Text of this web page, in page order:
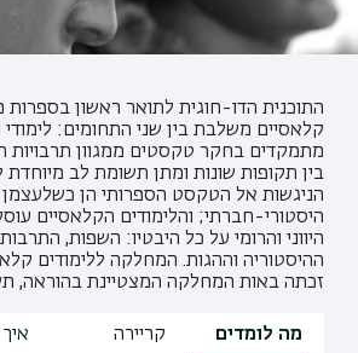
התוכנית הדו-חוגית לתואר ראשון בספרות
קלאסיים משלבת בין שני התחומים:
מתמקדים בחקר טקסטים ממגוון תרבויות
בין תקופות שונות ומתן תשומת לב
הניגשות אל הטקסט הספרותי הן כשלעצמן
היסטורי-חברתי; והלימודים הקלאסיים
היווני והרומי על כל היבטיו: השפות,
ההיסטוריה וההגות. המחלקה ללימודים
זכתה באות המחלקה המצטיינת בהוראה,
מה לומדים קריירה